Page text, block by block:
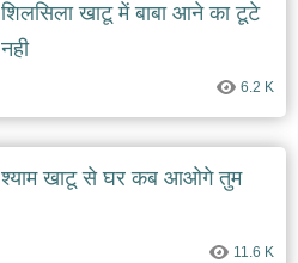
शिलसिला खाटू में बाबा आने का टूटे
नही
6.2 K
श्याम खाटू से घर कब आओगे तुम
11.6 K